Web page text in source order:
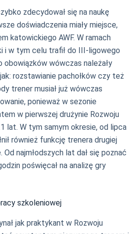
zdecydował się na naukę
doświadczenia miały miejsce,
katowickiego AWF. W ramach
i w tym celu trafił do III-ligowego
obowiązków wówczas należały
rozstawianie pachołków czy też
trener musiał już wówczas
ponieważ w sezonie
w pierwszej drużynie Rozwoju
lat. W tym samym okresie, od lipca
również funkcję trenera drugiej
najmłodszych lat dał się poznać
poświęcał na analizę gry
szkoleniowej
jak praktykant w Rozwoju